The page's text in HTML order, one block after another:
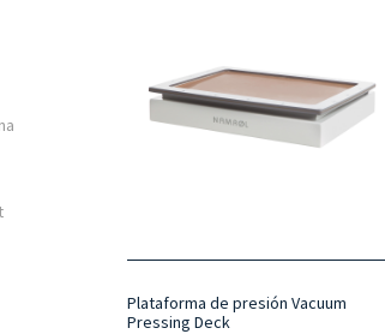
Plataforma de presión Vacuum
Pressing Deck